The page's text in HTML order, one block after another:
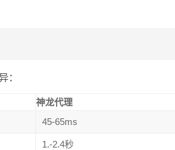
：
神龙代理
45-65ms
1.-2.4秒